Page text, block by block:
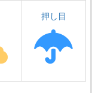
押し目